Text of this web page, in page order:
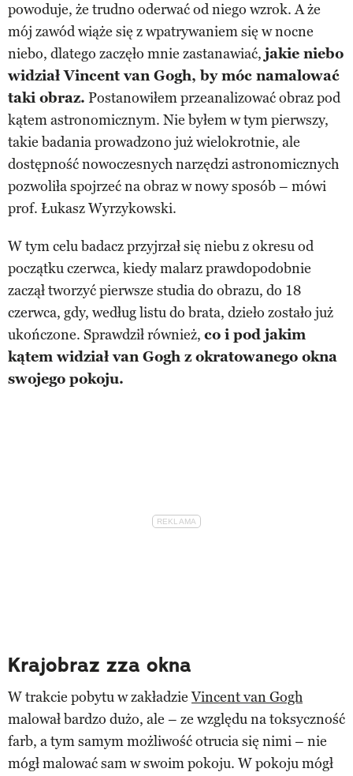
powoduje, że trudno oderwać od niego wzrok. A że
mój zawód wiąże się z wpatrywaniem się w nocne
niebo, dlatego zaczęło mnie zastanawiać, jakie niebo
widział Vincent van Gogh, by móc namalować
taki obraz. Postanowiłem przeanalizować obraz pod
kątem astronomicznym. Nie byłem w tym pierwszy,
takie badania prowadzono już wielokrotnie, ale
dostępność nowoczesnych narzędzi astronomicznych
pozwoliła spojrzeć na obraz w nowy sposób – mówi
prof. Łukasz Wyrzykowski.
W tym celu badacz przyjrzał się niebu z okresu od
początku czerwca, kiedy malarz prawdopodobnie
zaczął tworzyć pierwsze studia do obrazu, do 18
czerwca, gdy, według listu do brata, dzieło zostało już
ukończone. Sprawdził również, co i pod jakim
kątem widział van Gogh z okratowanego okna
swojego pokoju.
Krajobraz zza okna
W trakcie pobytu w zakładzieVincent van Gogh
malował bardzo dużo, ale – ze względu na toksyczność
farb, a tym samym możliwość otrucia się nimi – nie
mógł malować sam w swoim pokoju. W pokoju mógł